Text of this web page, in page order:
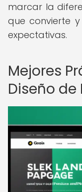
marcar la
que convierte
expectativas.
Mejores
Diseño de